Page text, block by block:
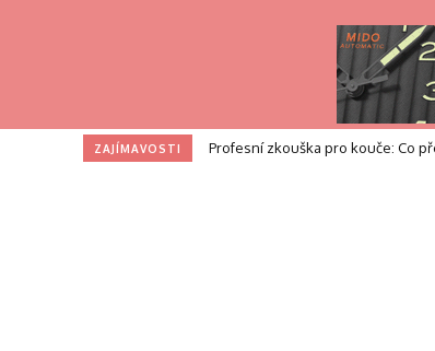
ZAJÍMAVOSTI Profesní zkouška pro kouče: Co
I na toaletě si zasloužíte dotek